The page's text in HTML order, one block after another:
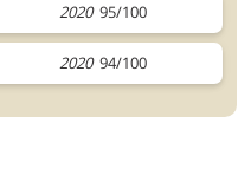
2020 95/100
2020 94/100